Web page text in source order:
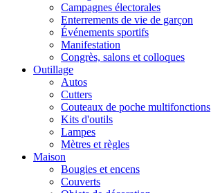
Campagnes électorales
Enterrements de vie de garçon
Événements sportifs
Manifestation
Congrès, salons et colloques
Outillage
Autos
Cutters
Couteaux de poche multifonctions
Kits d'outils
Lampes
Mètres et règles
Maison
Bougies et encens
Couverts